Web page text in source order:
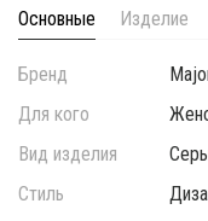
Основные Изделие
Бренд
Для кого
Вид изделия
Стиль